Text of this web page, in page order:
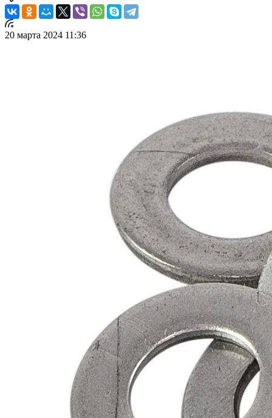
20 марта 2024 11:36